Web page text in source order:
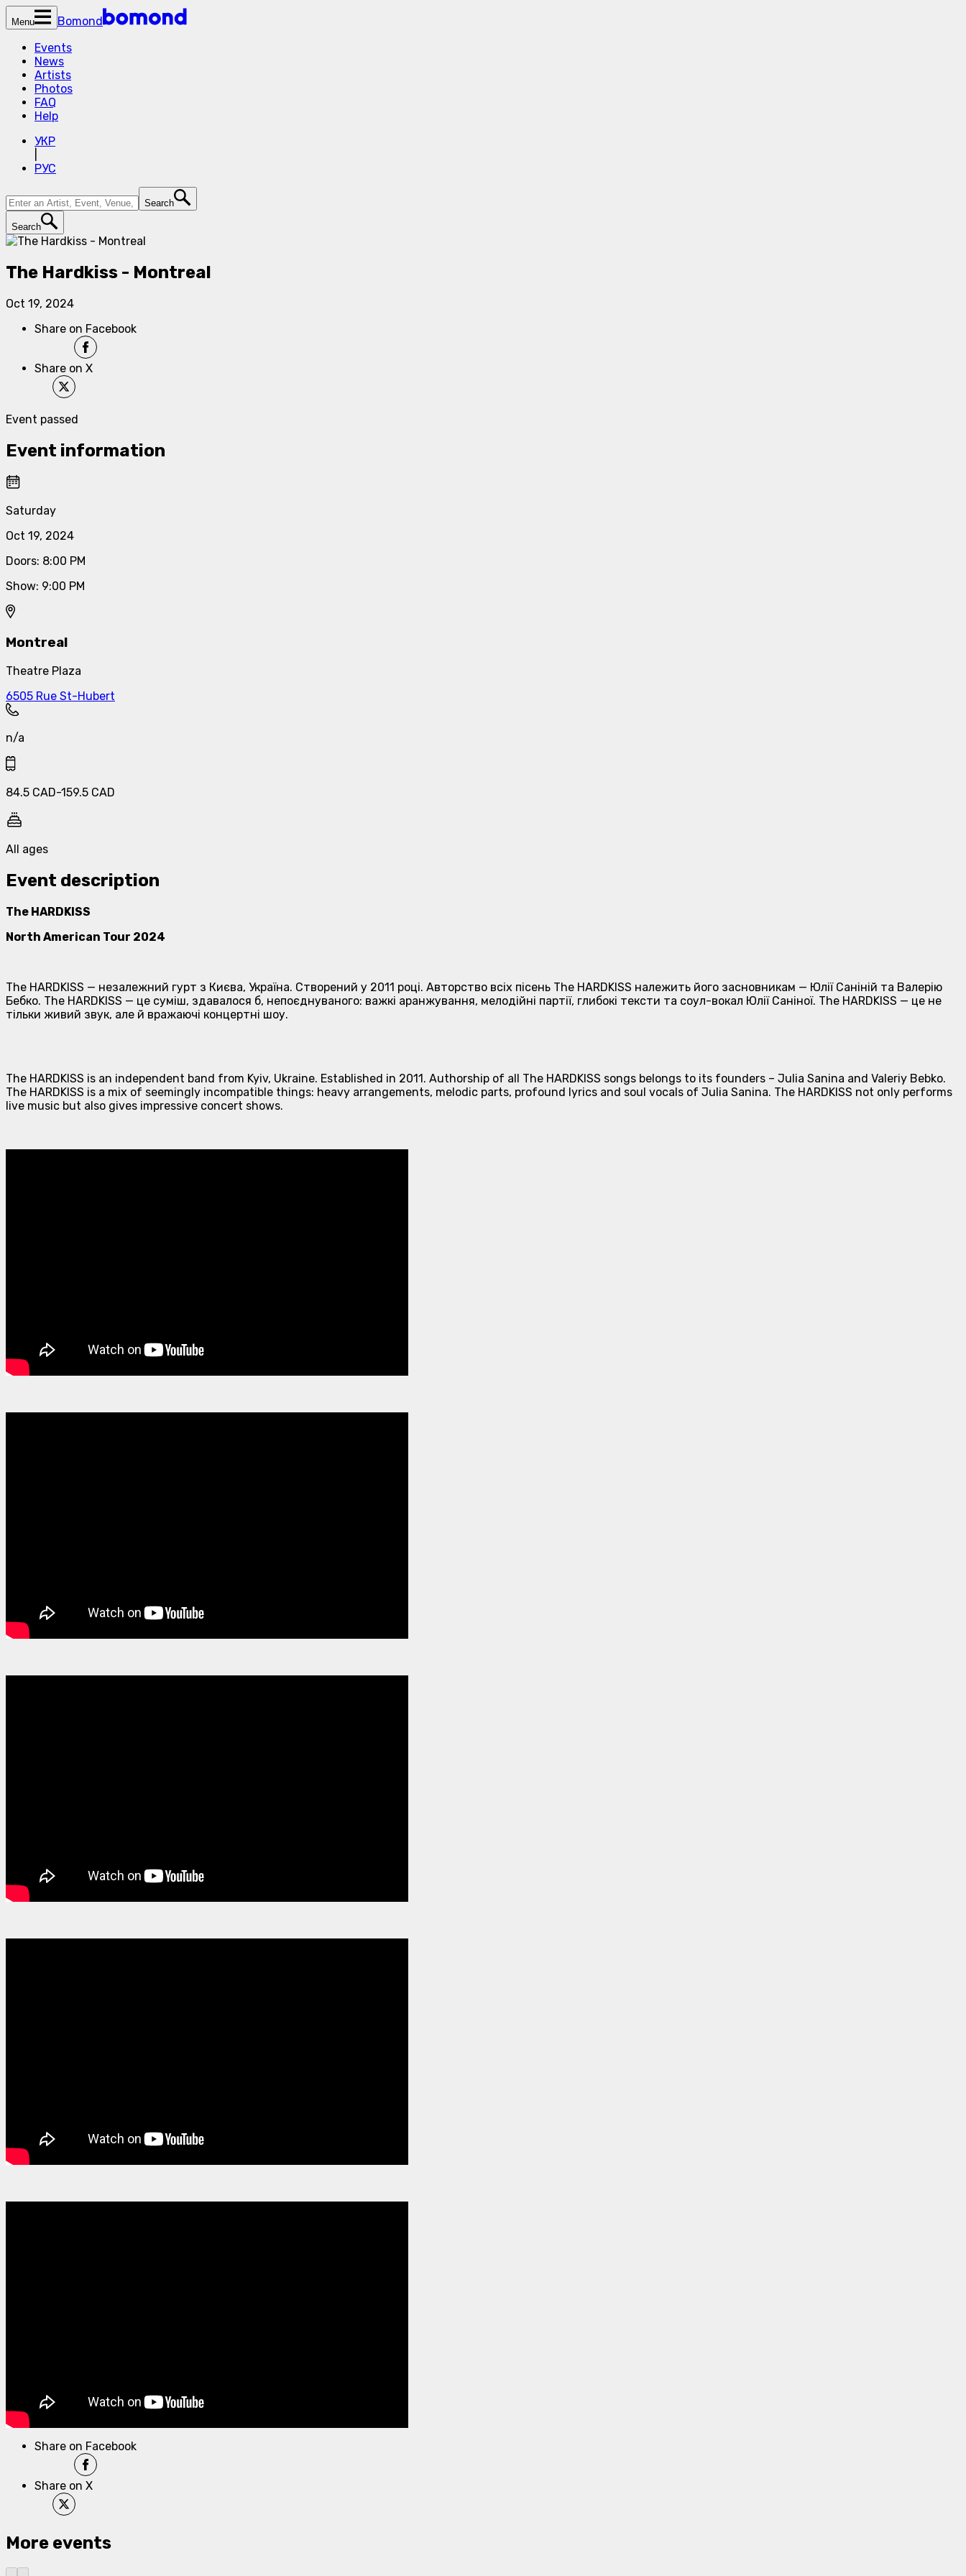
Menu
Bomond
Events
News
Artists
Photos
FAQ
Help
УКР
РУС
Search
Search
The Hardkiss - Montreal
Oct 19, 2024
Share on Facebook
Share on X
Event passed
Event information
Saturday
Oct 19, 2024
Doors: 8:00 PM
Show: 9:00 PM
Montreal
Theatre Plaza
6505 Rue St-Hubert
n/a
84.5 CAD-159.5 CAD
All ages
Event description
The HARDKISS
North American Tour 2024
The HARDKISS — незалежний гурт з Києва, Україна. Створений у 2011 році. Авторство всіх пісень The HARDKISS належить його засновникам — Юлії Саніній та Валерію
Бебко. The HARDKISS — це суміш, здавалося б, непоєднуваного: важкі аранжування, мелодійні партії, глибокі тексти та соул-вокал Юлії Саніної. The HARDKISS — це не
тільки живий звук, але й вражаючі концертні шоу.
The HARDKISS is an independent band from Kyiv, Ukraine. Established in 2011. Authorship of all The HARDKISS songs belongs to its founders – Julia Sanina and Valeriy Bebko.
The HARDKISS is a mix of seemingly incompatible things: heavy arrangements, melodic parts, profound lyrics and soul vocals of Julia Sanina. The HARDKISS not only performs
live music but also gives impressive concert shows.
Share on Facebook
Share on X
More events